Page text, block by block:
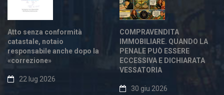
Atto senza conformità
catastale, notaio
responsabile anche dopo la
«correzione»
22 lug 2026
COMPRAVENDITA
IMMOBILIARE. QUANDO LA
PENALE PUÒ ESSERE
ECCESSIVA E DICHIARATA
VESSATORIA
30 giu 2026